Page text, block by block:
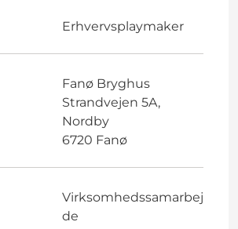
Erhvervsplaymaker
Fanø Bryghus
Strandvejen 5A,
Nordby
6720 Fanø
Virksomhedssamarbej
de